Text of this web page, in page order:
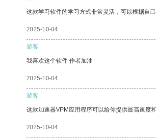
这款学习软件的学习方式非常灵活，可以根据自
2025-10-04
游客
我喜欢这个软件 作者加油
2025-10-04
游客
这款加速器VPM应用程序可以给你提供最高速度
2025-10-04